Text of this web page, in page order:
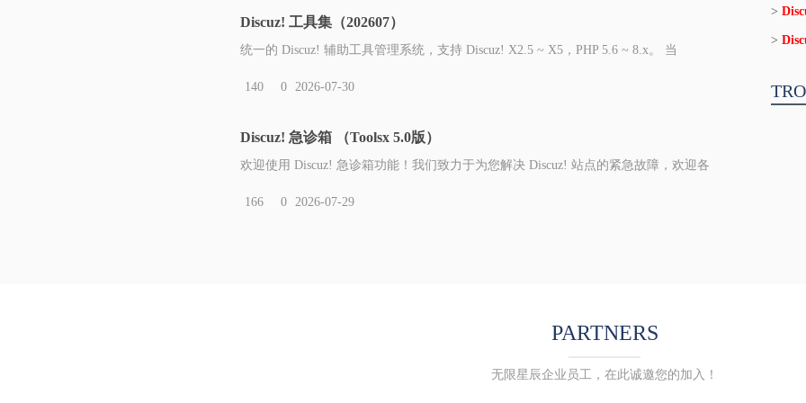
Discuz! 工具集（202607）
统一的 Discuz! 辅助工具管理系统，支持 Discuz! X2.5 ~ X5，PHP 5.6 ~ 8.x。 当
140 0 2026-07-30
Discuz! 急诊箱 （Toolsx 5.0版）
欢迎使用 Discuz! 急诊箱功能！我们致力于为您解决 Discuz! 站点的紧急故障，欢迎各
166 0 2026-07-29
>
>
PARTNERS
无限星辰企业员工，在此诚邀您的加入！